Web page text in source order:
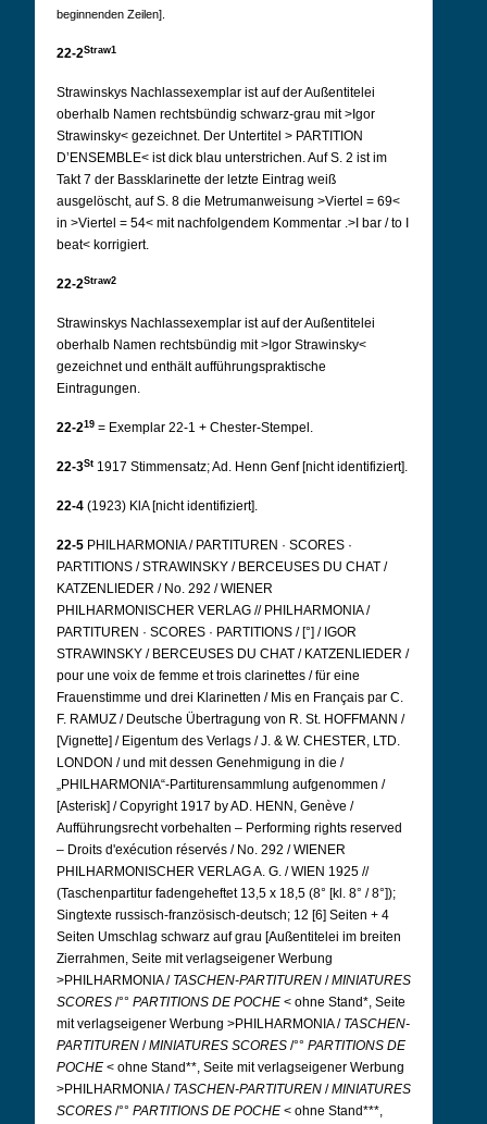
beginnenden Zeilen].
22-2Straw1
Strawinskys Nachlassexemplar ist auf der Außentitelei
oberhalb Namen rechtsbündig schwarz-grau mit >Igor
Strawinsky< gezeichnet. Der Untertitel > PARTITION
D’ENSEMBLE< ist dick blau unterstrichen. Auf S. 2 ist im
Takt 7 der Bassklarinette der letzte Eintrag weiß
ausgelöscht, auf S. 8 die Metrumanweisung >Viertel = 69<
in >Viertel = 54< mit nachfolgendem Kommentar .>I bar / to I
beat< korrigiert.
22-2Straw2
Strawinskys Nachlassexemplar ist auf der Außentitelei
oberhalb Namen rechtsbündig mit >Igor Strawinsky<
gezeichnet und enthält aufführungspraktische
Eintragungen.
22-219 = Exemplar 22-1 + Chester-Stempel.
22-3St 1917 Stimmensatz; Ad. Henn Genf [nicht identifiziert].
22-4 (1923) KlA [nicht identifiziert].
22-5 PHILHARMONIA / PARTITUREN · SCORES ·
PARTITIONS / STRAWINSKY / BERCEUSES DU CHAT /
KATZENLIEDER / No. 292 / WIENER
PHILHARMONISCHER VERLAG // PHILHARMONIA /
PARTITUREN · SCORES · PARTITIONS / [°] / IGOR
STRAWINSKY / BERCEUSES DU CHAT / KATZENLIEDER /
pour une voix de femme et trois clarinettes / für eine
Frauenstimme und drei Klarinetten / Mis en Français par C.
F. RAMUZ / Deutsche Übertragung von R. St. HOFFMANN /
[Vignette] / Eigentum des Verlags / J. & W. CHESTER, LTD.
LONDON / und mit dessen Genehmigung in die /
„PHILHARMONIA“-Partiturensammlung aufgenommen /
[Asterisk] / Copyright 1917 by AD. HENN, Genève /
Aufführungsrecht vorbehalten – Performing rights reserved
– Droits d'exécution réservés / No. 292 / WIENER
PHILHARMONISCHER VERLAG A. G. / WIEN 1925 //
(Taschenpartitur fadengeheftet 13,5 x 18,5 (8° [kl. 8° / 8°]);
Singtexte russisch-französisch-deutsch; 12 [6] Seiten + 4
Seiten Umschlag schwarz auf grau [Außentitelei im breiten
Zierrahmen, Seite mit verlagseigener Werbung
>PHILHARMONIA / TASCHEN-PARTITUREN /MINIATURES
SCORES /°° PARTITIONS DE POCHE < ohne Stand*, Seite
mit verlagseigener Werbung >PHILHARMONIA / TASCHEN-
PARTITUREN /MINIATURES SCORES /°° PARTITIONS DE
POCHE < ohne Stand**, Seite mit verlagseigener Werbung
>PHILHARMONIA / TASCHEN-PARTITUREN /MINIATURES
SCORES /°° PARTITIONS DE POCHE < ohne Stand***,